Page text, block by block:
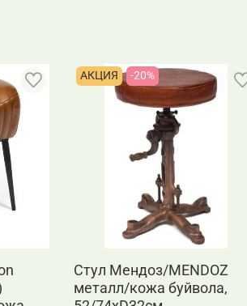
АКЦИЯ -20%
Стул Мендоз/MENDOZ
металл/кожа буйвола,